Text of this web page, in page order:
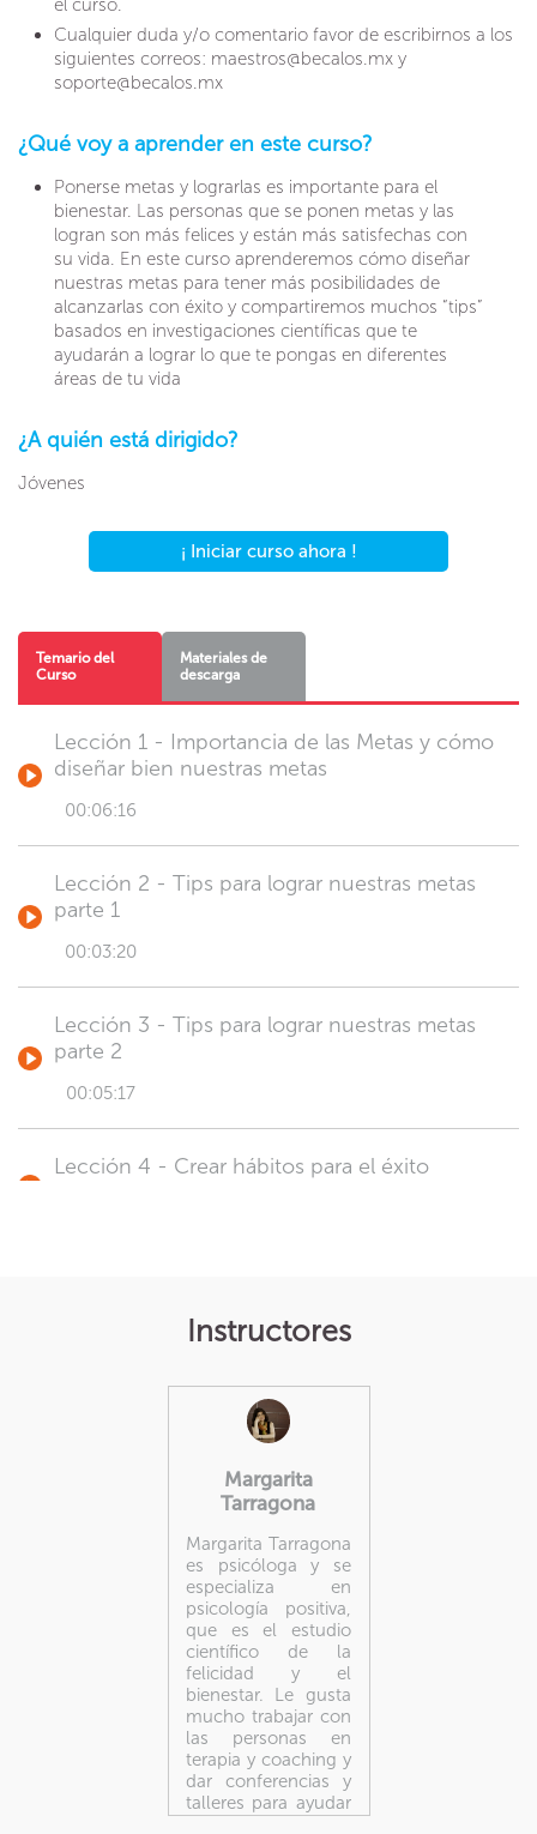
el curso.
Cualquier duda y/o comentario favor de escribirnos a los
siguientes correos: maestros@becalos.mx y
soporte@becalos.mx
¿Qué voy a aprender en este curso?
Ponerse metas y lograrlas es importante para el
bienestar. Las personas que se ponen metas y las
logran son más felices y están más satisfechas con
su vida. En este curso aprenderemos cómo diseñar
nuestras metas para tener más posibilidades de
alcanzarlas con éxito y compartiremos muchos “tips”
basados en investigaciones científicas que te
ayudarán a lograr lo que te pongas en diferentes
áreas de tu vida
¿A quién está dirigido?
Jóvenes
¡ Iniciar curso ahora !
Temario del
Curso
Materiales de
descarga
Lección 1 - Importancia de las Metas y cómo
diseñar bien nuestras metas
00:06:16
Lección 2 - Tips para lograr nuestras metas
parte 1
00:03:20
Lección 3 - Tips para lograr nuestras metas
parte 2
00:05:17
Lección 4 - Crear hábitos para el éxito
Instructores
Margarita
Tarragona
Margarita Tarragona
es psicóloga y se
especializa en
psicología positiva,
que es el estudio
científico de la
felicidad y el
bienestar. Le gusta
mucho trabajar con
las personas en
terapia y coaching y
dar conferencias y
talleres para ayudar